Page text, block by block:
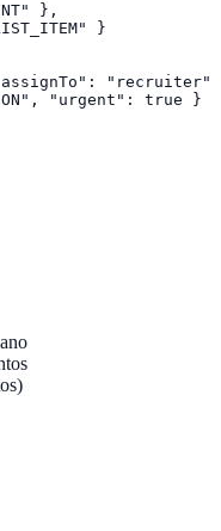
},
}
"recruiter"
"urgent": true }